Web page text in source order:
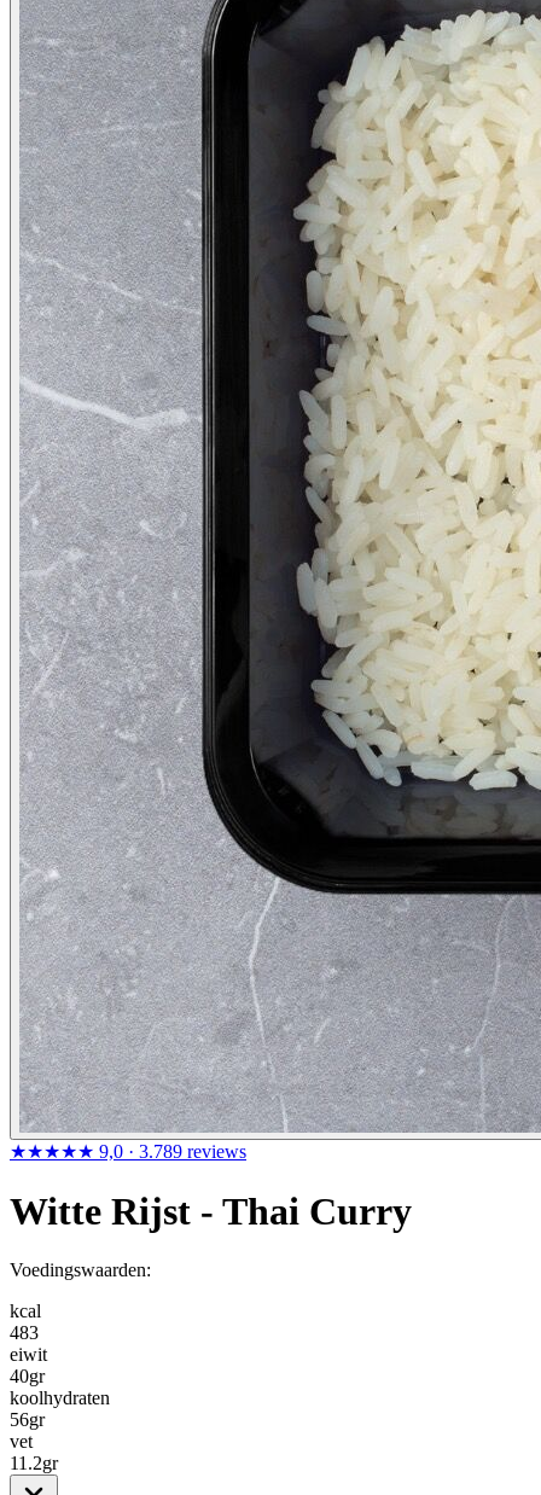
★★★★★ 9,0 · 3.789 reviews
Witte Rijst - Thai Curry
Voedingswaarden:
kcal
483
eiwit
40gr
koolhydraten
56gr
vet
11.2gr